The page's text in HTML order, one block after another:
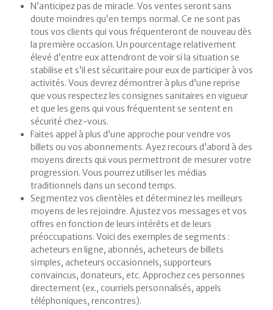
N’anticipez pas de miracle. Vos ventes seront sans
doute moindres qu’en temps normal. Ce ne sont pas
tous vos clients qui vous fréquenteront de nouveau dès
la première occasion. Un pourcentage relativement
élevé d’entre eux attendront de voir si la situation se
stabilise et s’il est sécuritaire pour eux de participer à vos
activités. Vous devrez démontrer à plus d’une reprise
que vous respectez les consignes sanitaires en vigueur
et que les gens qui vous fréquentent se sentent en
sécurité chez-vous.
Faites appel à plus d’une approche pour vendre vos
billets ou vos abonnements. Ayez recours d’abord à des
moyens directs qui vous permettront de mesurer votre
progression. Vous pourrez utiliser les médias
traditionnels dans un second temps.
Segmentez vos clientèles et déterminez les meilleurs
moyens de les rejoindre. Ajustez vos messages et vos
offres en fonction de leurs intérêts et de leurs
préoccupations. Voici des exemples de segments :
acheteurs en ligne, abonnés, acheteurs de billets
simples, acheteurs occasionnels, supporteurs
convaincus, donateurs, etc. Approchez ces personnes
directement (ex., courriels personnalisés, appels
téléphoniques, rencontres).